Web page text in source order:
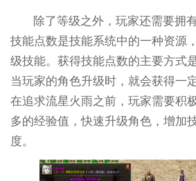
除了等级之外，玩家还需要拥
技能点数是技能系统中的一种资源
级技能。获得技能点数的主要方式
当玩家的角色升级时，就会获得一
在追求流星火雨之前，玩家需要积
多的经验值，快速升级角色，增加
度。